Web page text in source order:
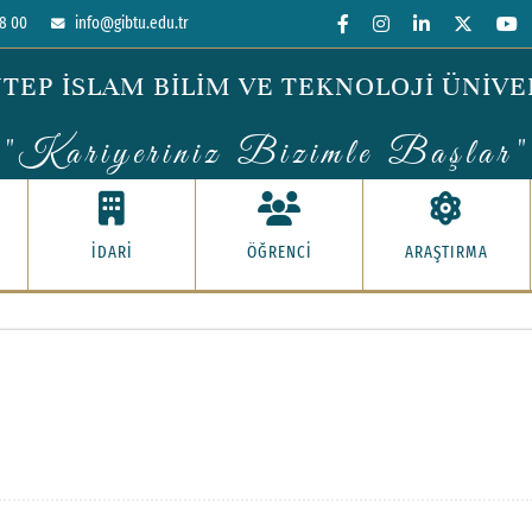
00 info@gibtu.edu.tr
İSLAM BİLİM VE TEKNOLOJİ
"Kariyeriniz Bizimle Başlar"
İDARİ ÖĞRENCİ ARAŞTIRMA